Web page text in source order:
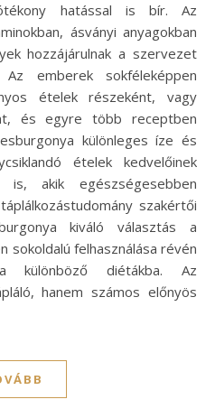
hatással is bír. Az
ásványi anyagokban
hozzájárulnak a szervezet
emberek sokféleképpen
ételek részeként, vagy
és egyre több receptben
különleges íze és
ételek kedvelőinek
is, akik egészségesebben
szakértői
kiváló választás a
sokoldalú felhasználása révén
különböző diétákba. Az
hanem számos előnyös